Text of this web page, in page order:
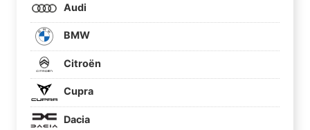
Audi
BMW
Citroën
Cupra
Dacia